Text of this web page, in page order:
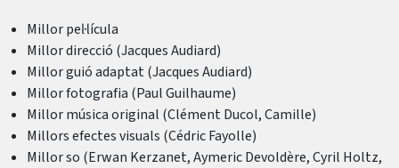
Millor pel·lícula
Millor direcció (Jacques Audiard)
Millor guió adaptat (Jacques Audiard)
Millor fotografia (Paul Guilhaume)
Millor música original (Clément Ducol, Camille)
Millors efectes visuals (Cédric Fayolle)
Millor so (Erwan Kerzanet, Aymeric Devoldère, Cyril Holtz,